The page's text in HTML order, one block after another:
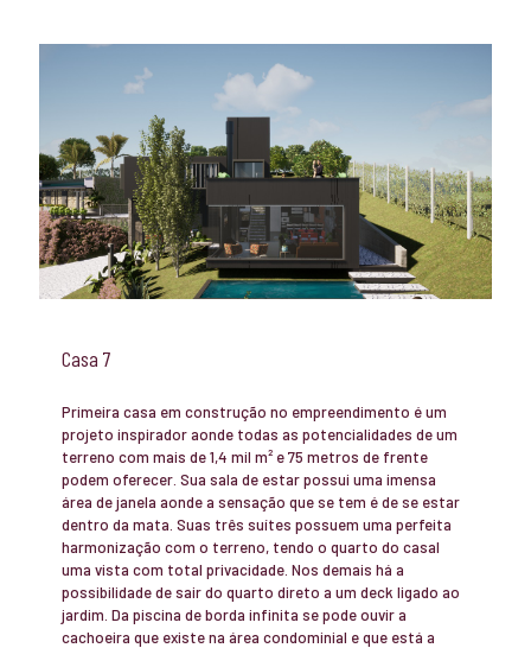
Casa 7
Primeira casa em construção no empreendimento é um
projeto inspirador aonde todas as potencialidades de um
terreno com mais de 1,4 mil m² e 75 metros de frente
podem oferecer. Sua sala de estar possui uma imensa
área de janela aonde a sensação que se tem é de se estar
dentro da mata. Suas três suítes possuem uma perfeita
harmonização com o terreno, tendo o quarto do casal
uma vista com total privacidade. Nos demais há a
possibilidade de sair do quarto direto a um deck ligado ao
jardim. Da piscina de borda infinita se pode ouvir a
cachoeira que existe na área condominial e que está a